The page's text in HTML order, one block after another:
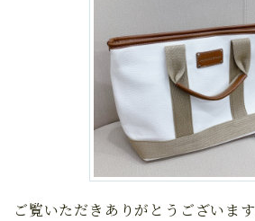
ご覧いただきありがとうございます